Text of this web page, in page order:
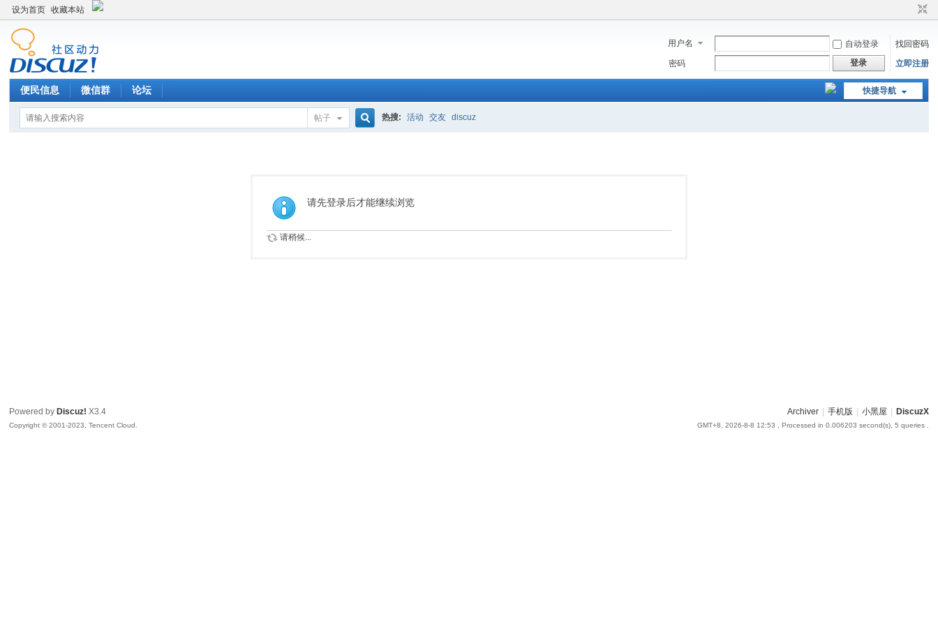
设为首页 收藏本站
用户名 自动登录
找回密码
密码
登录 立即注册
快捷导航
便民信息 微信群 论坛
帖子
索
热搜: 活动 交友 discuz
请先登录后才能继续浏览
请稍候...
Archiver 手机版 小黑屋 DiscuzX
GMT+8, 2026-8-8 12:53 , Processed in 0.006203 second(s), 5 queries .
Powered by Discuz! X3.4
Copyright © 2001-2023, Tencent Cloud.